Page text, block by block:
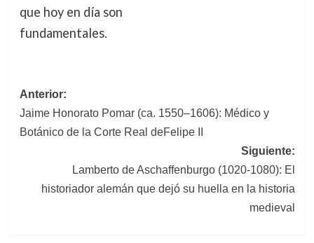
que hoy en día son
fundamentales.
Navegación
de
Anterior:
Jaime Honorato Pomar (ca. 1550–1606): Médico y
Botánico de la Corte Real deFelipe II
Siguiente:
Lamberto de Aschaffenburgo (1020-1080): El
historiador alemán que dejó su huella en la historia
medieval